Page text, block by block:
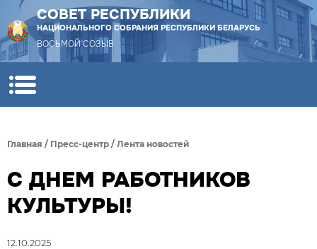
СОВЕТ РЕСПУБЛИКИ
НАЦИОНАЛЬНОГО СОБРАНИЯ РЕСПУБЛИКИ БЕЛАРУСЬ
ВОСЬМОЙ СОЗЫВ
Главная / Пресс-центр / Лента новостей
С ДНЕМ РАБОТНИКОВ
КУЛЬТУРЫ!
12.10.2025